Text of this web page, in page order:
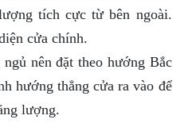
tích cực từ bên ngoài.
cửa chính.
nên đặt theo hướng Bắc
hướng thẳng cửa ra vào để
lượng.